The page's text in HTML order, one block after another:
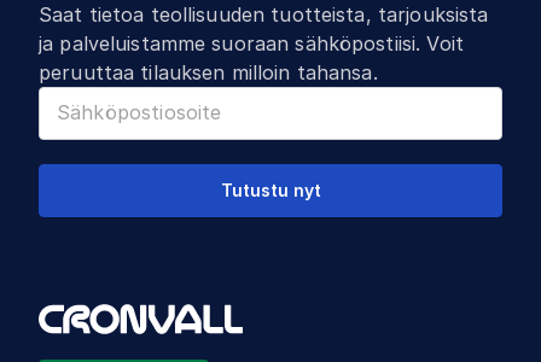
Saat tietoa teollisuuden tuotteista, tarjouksista
ja palveluistamme suoraan sähköpostiisi. Voit
peruuttaa tilauksen milloin tahansa.
Tutustu nyt